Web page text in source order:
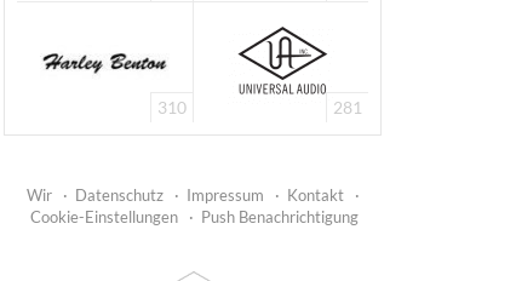
310 281
Wir · Datenschutz · Impressum · Kontakt
·
Cookie-Einstellungen
· Push Benachrichtigung